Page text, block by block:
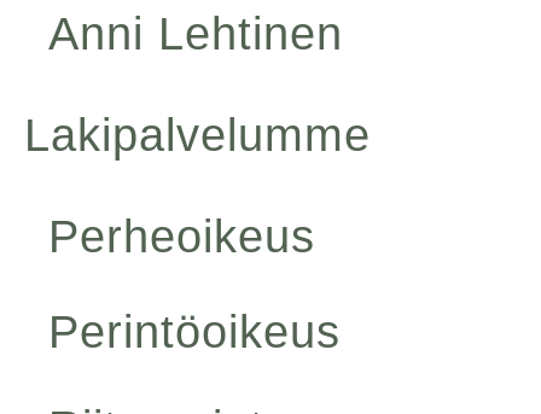
Anni Lehtinen
Lakipalvelumme
Perheoikeus
Perintöoikeus